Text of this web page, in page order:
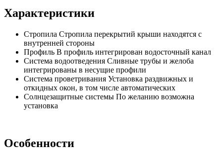
Характеристики
Стропила Стропила перекрытий крыши находятся с
внутренней стороны
Профиль В профиль интегрирован водосточный канал
Система водоотведения Сливные трубы и желоба
интегрированы в несущие профили
Система проветривания Установка раздвижных и
откидных окон, в том числе автоматических
Солнцезащитные системы По желанию возможна
установка
Особенности